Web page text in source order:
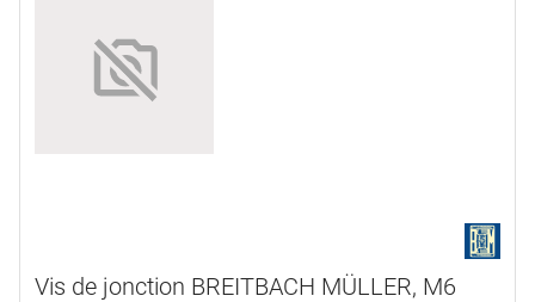
Vis de jonction BREITBACH MÜLLER, M6